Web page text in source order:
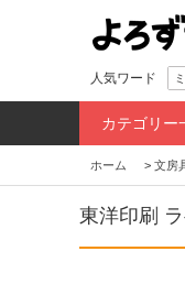
人気ワード
カテゴリー
ホーム > 文房
東洋印刷